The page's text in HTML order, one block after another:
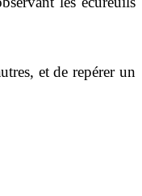
et de repérer un